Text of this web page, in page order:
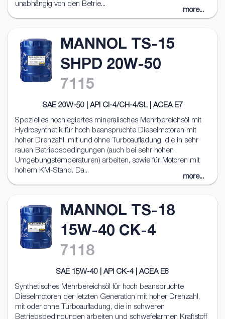
unabhängig von den Betrie...
more...
MANNOL TS-15
SHPD 20W-50
7115
SAE 20W-50 | API CI-4/CH-4/SL | ACEA E7
Spezielles hochlegiertes mineralisches Mehrbereichsöl mit
Hydrosynthetik für hoch beanspruchte Dieselmotoren mit
hoher Drehzahl, mit und ohne Turboaufladung, die in sehr
rauen Betriebsbedingungen (auch bei sehr hohen
Umgebungstemperaturen) arbeiten, sowie für Motoren mit
hohem KM-Stand. Da...
more...
MANNOL TS-18
15W-40 CK-4
7118
SAE 15W-40 | API CK-4 | ACEA E8
Synthetisches Mehrbereichsöl für hoch beanspruchte
Dieselmotoren der letzten Generation mit hoher Drehzahl,
mit oder ohne Turboaufladung, die in schweren
Betriebsbedingungen arbeiten und schwefelarmen Kraftstoff